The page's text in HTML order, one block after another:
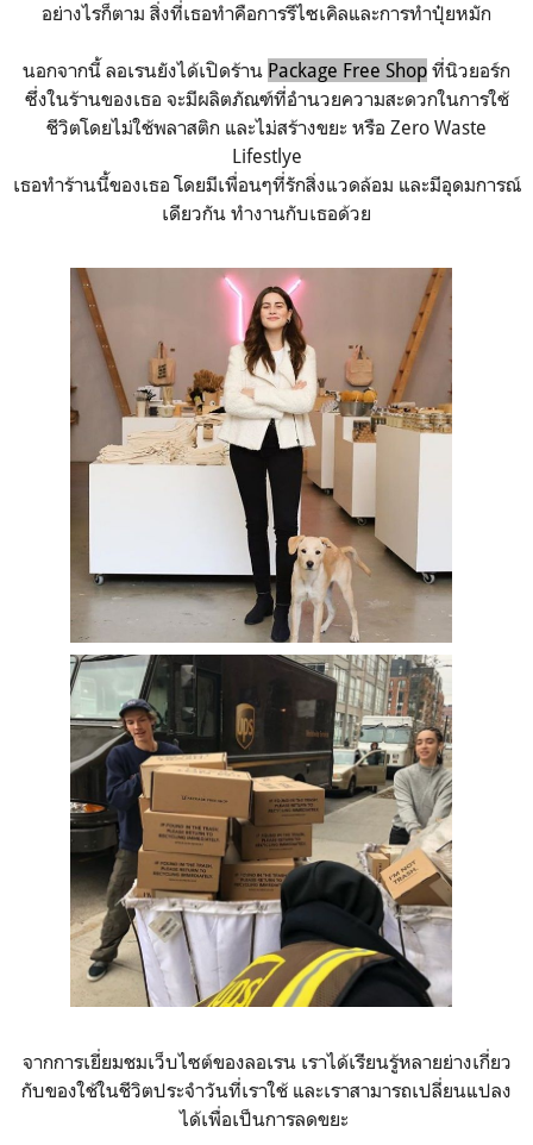
อย่างไรก็ตาม สิ่งที่เธอทำคือการรีไซเคิลและการทำปุ๋ยหมัก
นอกจากนี้ ลอเรนยังได้เปิดร้าน Package Free Shop ที่นิวยอร์ก
ซึ่งในร้านของเธอ จะมีผลิตภัณฑ์ที่อำนวยความสะดวกในการใช้
ชีวิตโดยไม่ใช้พลาสติก และไม่สร้างขยะ หรือ Zero Waste
Lifestlye
เธอทำร้านนี้ของเธอ โดยมีเพื่อนๆที่รักสิ่งแวดล้อม และมีอุดมการณ์
เดียวกัน ทำงานกับเธอด้วย
จากการเยี่ยมชมเว็บไซต์ของลอเรน เราได้เรียนรู้หลายย่างเกี่ยว
กับของใช้ในชีวิตประจำวันที่เราใช้ และเราสามารถเปลี่ยนแปลง
ได้เพื่อเป็นการลดขยะ